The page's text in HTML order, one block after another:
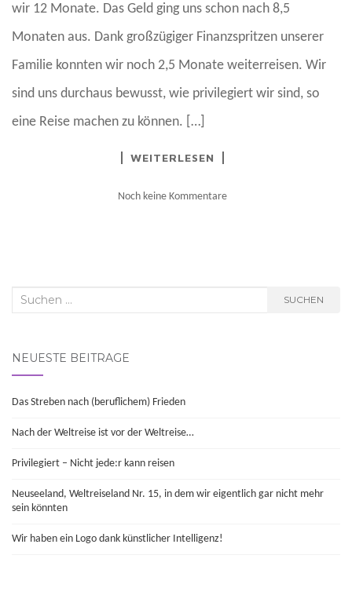
wir 12 Monate. Das Geld ging uns schon nach 8,5
Monaten aus. Dank großzügiger Finanzspritzen unserer
Familie konnten wir noch 2,5 Monate weiterreisen. Wir
sind uns durchaus bewusst, wie privilegiert wir sind, so
eine Reise machen zu können. […]
WEITERLESEN
Noch keine Kommentare
Suchen
SUCHEN
NEUESTE BEITRÄGE
Das Streben nach (beruflichem) Frieden
Nach der Weltreise ist vor der Weltreise…
Privilegiert – Nicht jede:r kann reisen
Neuseeland, Weltreiseland Nr. 15, in dem wir eigentlich gar nicht mehr
sein könnten
Wir haben ein Logo dank künstlicher Intelligenz!